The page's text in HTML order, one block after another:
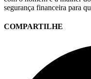
segurança financeira para
COMPARTILHE